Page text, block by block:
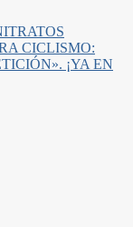
CICLISMO:
¡YA EN